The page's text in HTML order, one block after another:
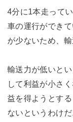
4分に1本走って
車の運行ができ
が少ないため、
輸送力が低いと
して利益が小さ
益を得ようとす
ないというわけだ